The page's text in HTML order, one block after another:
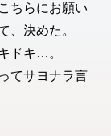
ちらにお願い
、決めた。
ドキ…。
てサヨナラ言